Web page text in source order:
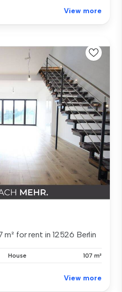
View more
for rent in 12526 Berlin
House 107 m²
View more